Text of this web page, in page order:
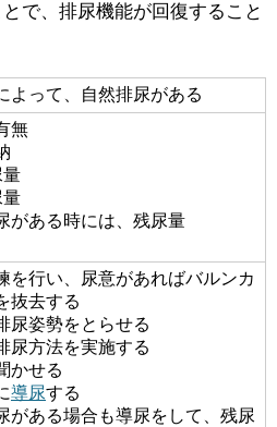
で、排尿機能が回復すること
よって、自然排尿がある
無
量
量
がある時には、残尿量
を行い、尿意があればバルンカ
抜去する
尿姿勢をとらせる
尿方法を実施する
かせる
導尿する
がある場合も導尿をして、残尿